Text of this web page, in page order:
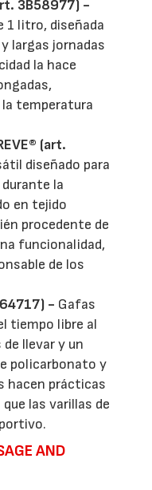
3B58977) -
1 litro, diseñada
largas jornadas
la hace
temperatura
(art.
diseñado para
la
en tejido
procedente de
funcionalidad,
de los
- Gafas
tiempo libre al
llevar y un
policarbonato y
hacen prácticas
las varillas de
AND